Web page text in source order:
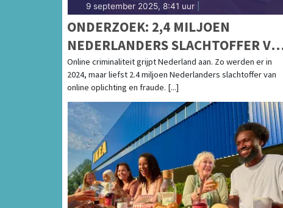
9 september 2025, 8:41 uur
ONDERZOEK: 2,4 MILJOEN
NEDERLANDERS SLACHTOFFER
ONLINE CRIMINALITEIT IN 2024
Online criminaliteit grijpt Nederland aan. Zo werden er in
2024, maar liefst 2.4 miljoen Nederlanders slachtoffer van
online oplichting en fraude. [...]